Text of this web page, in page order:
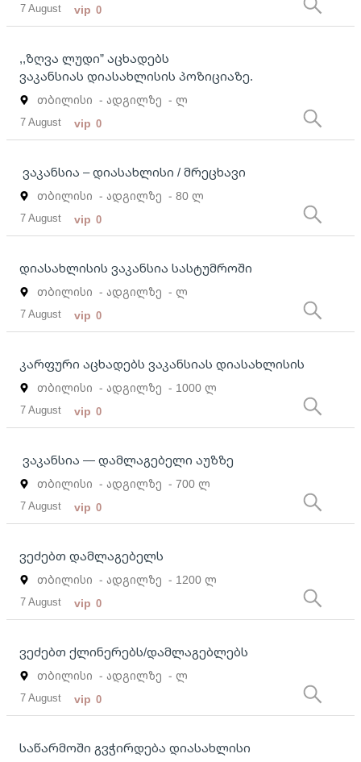
7 August vip 0
,,ზღვა ლუდი” აცხადებს
ვაკანსიას დიასახლისის პოზიციაზე.
თბილისი - ადგილზე - ლ
7 August vip 0
ვაკანსია – დიასახლისი / მრეცხავი
თბილისი - ადგილზე - 80 ლ
7 August vip 0
დიასახლისის ვაკანსია სასტუმროში
თბილისი - ადგილზე - ლ
7 August vip 0
კარფური აცხადებს ვაკანსიას დიასახლისის
თბილისი - ადგილზე - 1000 ლ
7 August vip 0
ვაკანსია — დამლაგებელი აუზზე
თბილისი - ადგილზე - 700 ლ
7 August vip 0
ვეძებთ დამლაგებელს
თბილისი - ადგილზე - 1200 ლ
7 August vip 0
ვეძებთ ქლინერებს/დამლაგებლებს
თბილისი - ადგილზე - ლ
7 August vip 0
საწარმოში გვჭირდება დიასახლისი